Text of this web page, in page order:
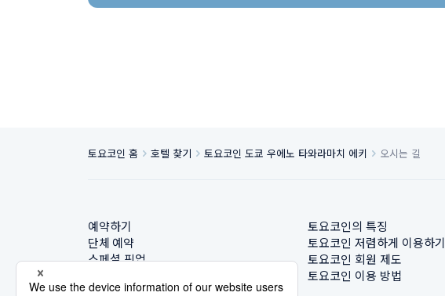
토요코인 홈 호텔 찾기 토요코인 도쿄 우에노 타와라마치 에키 오시는 길
예약하기
단체 예약
스페셜 픽업
토요코인의 특징
토요코인 저렴하게 이용하기
토요코인 회원 제도
토요코인 이용 방법